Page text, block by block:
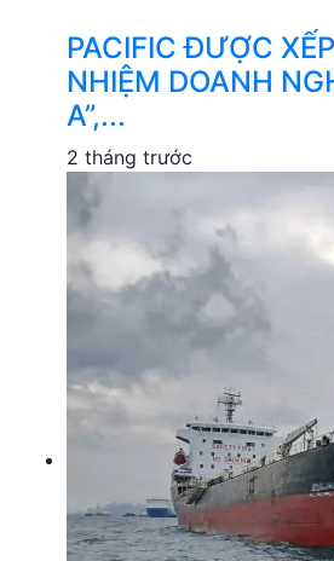
PACIFIC ĐƯỢC
NHIỆM DOANH
A”,...
2 tháng trước